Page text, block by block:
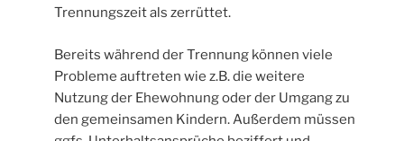
Trennungszeit als zerrüttet.
Bereits während der Trennung können viele
Probleme auftreten wie z.B. die weitere
Nutzung der Ehewohnung oder der Umgang zu
den gemeinsamen Kindern. Außerdem müssen